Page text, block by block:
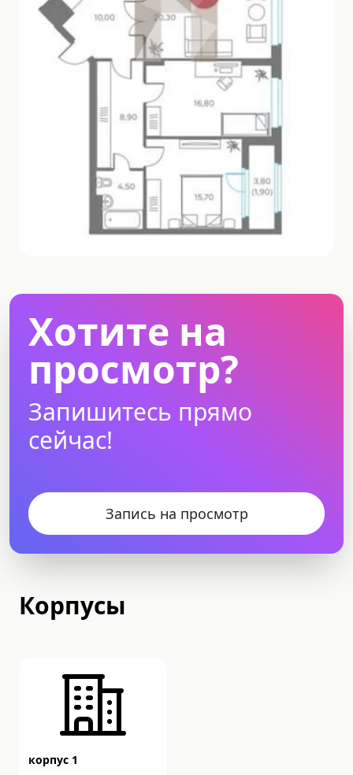
Хотите на
просмотр?
Запишитесь прямо
сейчас!
Запись на просмотр
Корпусы
корпус 1